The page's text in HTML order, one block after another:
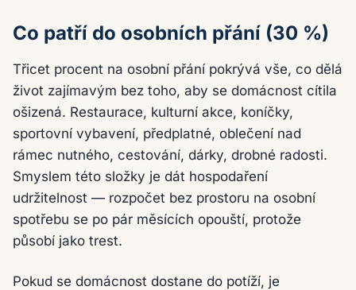
Co patří do osobních přání (30 %)
Třicet procent na osobní přání pokrývá vše, co dělá
život zajímavým bez toho, aby se domácnost cítila
ošizená. Restaurace, kulturní akce, koníčky,
sportovní vybavení, předplatné, oblečení nad
rámec nutného, cestování, dárky, drobné radosti.
Smyslem této složky je dát hospodaření
udržitelnost — rozpočet bez prostoru na osobní
spotřebu se po pár měsících opouští, protože
působí jako trest.
Pokud se domácnost dostane do potíží, je